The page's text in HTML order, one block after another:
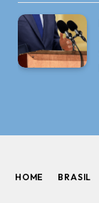
HOME BRASIL